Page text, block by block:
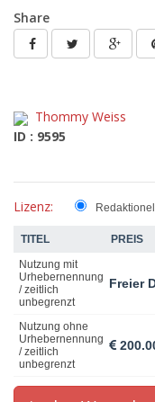
Share
Thommy Weiss
ID : 9595
Lizenz:
TITEL PREIS
Nutzung mit
Urhebernennung
/ zeitlich
unbegrenzt
Freier
Nutzung ohne
Urhebernennung
/ zeitlich
unbegrenzt